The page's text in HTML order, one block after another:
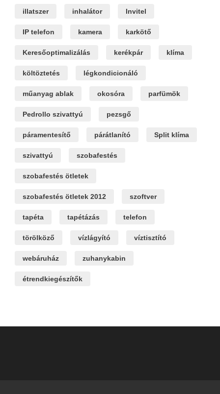
illatszer inhalátor Invitel
IP telefon kamera karkötő
Keresőoptimalizálás kerékpár klíma
költöztetés légkondicionáló
műanyag ablak okosóra parfümök
Pedrollo szivattyú pezsgő
páramentesítő párátlanító Split klíma
szivattyú szobafestés
szobafestés ötletek
szobafestés ötletek 2012 szoftver
tapéta tapétázás telefon
törölköző vízlágyító víztisztító
webáruház zuhanykabin
étrendkiegészítők